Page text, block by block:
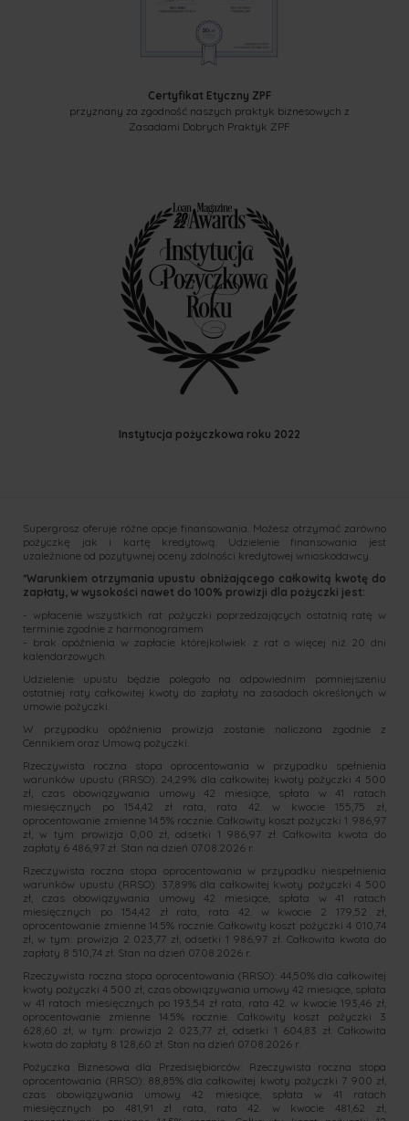
Certyfikat Etyczny ZPF
przyznany za zgodność naszych praktyk biznesowych z
Zasadami Dobrych Praktyk ZPF
Instytucja pożyczkowa roku 2022
Supergrosz oferuje różne opcje finansowania. Możesz otrzymać zarówno
pożyczkę jak i kartę kredytową. Udzielenie finansowania jest
uzależnione od pozytywnej oceny zdolności kredytowej wnioskodawcy.
*Warunkiem otrzymania upustu obniżającego całkowitą kwotę do
zapłaty, w wysokości nawet do 100% prowizji dla pożyczki jest:
- wpłacenie wszystkich rat pożyczki poprzedzających ostatnią ratę w
terminie zgodnie z harmonogramem
- brak opóźnienia w zapłacie którejkolwiek z rat o więcej niż 20 dni
kalendarzowych
Udzielenie upustu będzie polegało na odpowiednim pomniejszeniu
ostatniej raty całkowitej kwoty do zapłaty na zasadach określonych w
umowie pożyczki.
W przypadku opóźnienia prowizja zostanie naliczona zgodnie z
Cennikiem oraz Umową pożyczki.
Rzeczywista roczna stopa oprocentowania w przypadku spełnienia
warunków upustu (RRSO): 24,29% dla całkowitej kwoty pożyczki 4 500
zł, czas obowiązywania umowy 42 miesiące, spłata w 41 ratach
miesięcznych po 154,42 zł rata, rata 42. w kwocie 155,75 zł,
oprocentowanie zmienne 14.5% rocznie. Całkowity koszt pożyczki 1 986,97
zł, w tym: prowizja 0,00 zł, odsetki 1 986,97 zł. Całkowita kwota do
zapłaty 6 486,97 zł. Stan na dzień 07.08.2026 r.
Rzeczywista roczna stopa oprocentowania w przypadku niespełnienia
warunków upustu (RRSO): 37,89% dla całkowitej kwoty pożyczki 4 500
zł, czas obowiązywania umowy 42 miesiące, spłata w 41 ratach
miesięcznych po 154,42 zł rata, rata 42. w kwocie 2 179,52 zł,
oprocentowanie zmienne 14.5% rocznie. Całkowity koszt pożyczki 4 010,74
zł, w tym: prowizja 2 023,77 zł, odsetki 1 986,97 zł. Całkowita kwota do
zapłaty 8 510,74 zł. Stan na dzień 07.08.2026 r.
Rzeczywista roczna stopa oprocentowania (RRSO): 44,50% dla całkowitej
kwoty pożyczki 4 500 zł, czas obowiązywania umowy 42 miesiące, spłata
w 41 ratach miesięcznych po 193,54 zł rata, rata 42. w kwocie 193,46 zł,
oprocentowanie zmienne 14.5% rocznie. Całkowity koszt pożyczki 3
628,60 zł, w tym: prowizja 2 023,77 zł, odsetki 1 604,83 zł. Całkowita
kwota do zapłaty 8 128,60 zł. Stan na dzień 07.08.2026 r.
Pożyczka Biznesowa dla Przedsiębiorców: Rzeczywista roczna stopa
oprocentowania (RRSO): 88,85% dla całkowitej kwoty pożyczki 7 900 zł,
czas obowiązywania umowy 42 miesiące, spłata w 41 ratach
miesięcznych po 481,91 zł rata, rata 42. w kwocie 481,62 zł,